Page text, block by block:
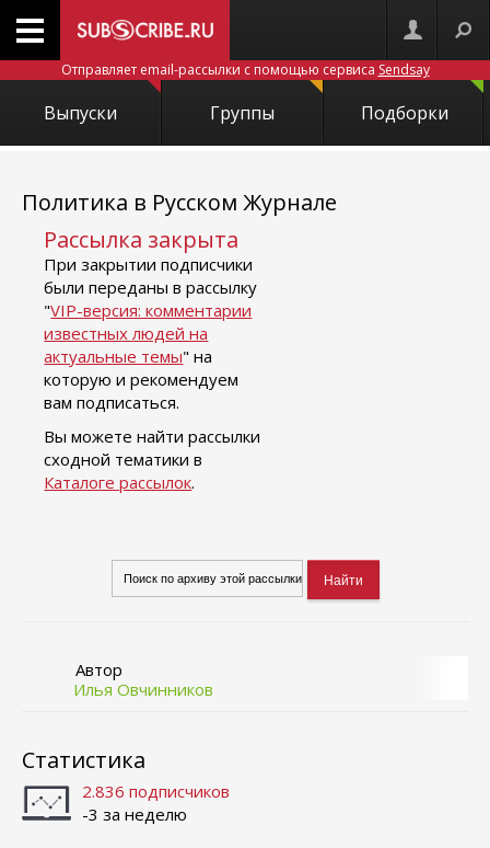
Отправляет email-рассылки с помощью сервиса Sendsay
Выпуски Группы Подборки
Политика в Русском Журнале
Рассылка закрыта
При закрытии подписчики
были переданы в рассылку
"VIP-версия: комментарии
известных людей на
актуальные темы" на
которую и рекомендуем
вам подписаться.
Вы можете найти рассылки
сходной тематики в
Каталоге рассылок.
Автор
Илья Овчинников
Статистика
2.836 подписчиков
-3 за неделю